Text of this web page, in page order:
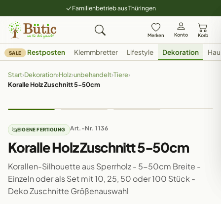
Familienbetrieb aus Thüringen
Merken Konto Korb
SALE Restposten Klemmbretter Lifestyle Dekoration
Start›Dekoration›Holz›unbehandelt›Tiere›
Koralle Holz Zuschnitt 5-50cm
EIGENE FERTIGUNG Art.-Nr. 1136
Koralle Holz Zuschnitt 5-50cm
Korallen-Silhouette aus Sperrholz - 5-50cm Breite -
Einzeln oder als Set mit 10, 25, 50 oder 100 Stück -
Deko Zuschnitte Größenauswahl